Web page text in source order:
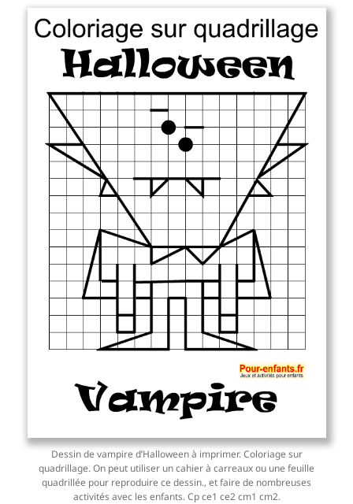
Dessin de vampire d’Halloween à imprimer. Coloriage sur
quadrillage. On peut utiliser un cahier à carreaux ou une feuille
quadrillée pour reproduire ce dessin., et faire de nombreuses
activités avec les enfants. Cp ce1 ce2 cm1 cm2.